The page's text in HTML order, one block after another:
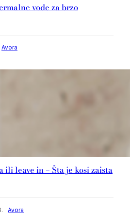
vode za brzo
Avora
ili leave in – Šta je kosi zaista
Avora